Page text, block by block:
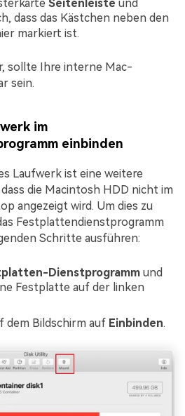
Seitenleiste und
dass das Kästchen neben den
markiert ist.
sollte Ihre interne Mac-
sein.
im
einbinden
Laufwerk ist eine weitere
die Macintosh HDD nicht im
angezeigt wird. Um dies zu
Festplattendienstprogramm
Schritte ausführen:
Dienstprogramm und
Festplatte auf der linken
dem Bildschirm auf Einbinden.